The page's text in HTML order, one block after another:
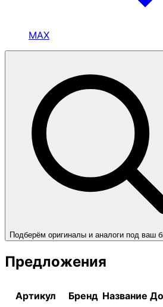
MAX
Подберём оригиналы и аналоги под ваш
Предложения
Артикул Бренд Название